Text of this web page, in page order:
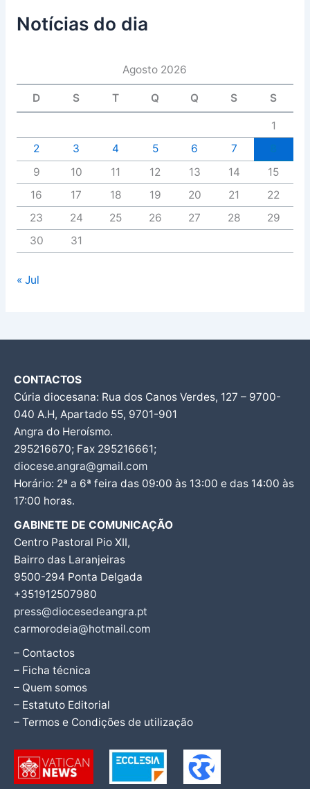
Notícias do dia
Agosto 2026
D S T Q Q S S
1
2
3 4 5 6 7
9
10 11 12 13 14
15
16
17 18 19 20 21
22
23
24 25 26 27 28
29
30
31
« Jul
CONTACTOS
Cúria diocesana: Rua dos Canos Verdes, 127 – 9700-
040 A.H, Apartado 55, 9701-901
Angra do Heroísmo.
295216670; Fax 295216661;
diocese.angra@gmail.com
Horário: 2ª a 6ª feira das 09:00 às 13:00 e das 14:00 às
17:00 horas.
GABINETE DE COMUNICAÇÃO
Centro Pastoral Pio XII,
Bairro das Laranjeiras
9500-294 Ponta Delgada
+351912507980
press@diocesedeangra.pt
carmorodeia@hotmail.com
– Contactos
– Ficha técnica
– Quem somos
– Estatuto Editorial
– Termos e Condições de utilização